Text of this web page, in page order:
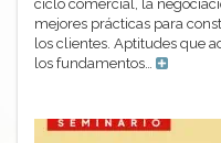
ciclo comercial, la
mejores prácticas para
los clientes. Aptitudes que
los fundamentos…